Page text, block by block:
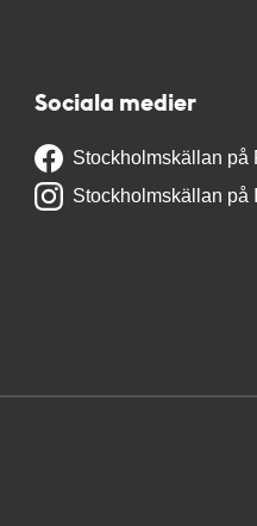
Sociala medier
Stockholmskällan på
Stockholmskällan på